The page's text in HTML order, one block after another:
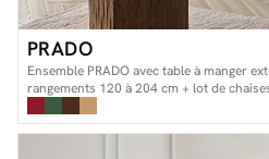
PRADO
Ensemble PRADO avec table à manger
rangements 120 à 204 cm + lot de